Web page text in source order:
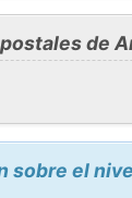
de
sobre el